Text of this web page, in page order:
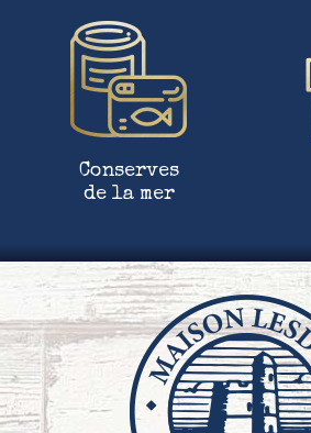
Conserves
de la mer